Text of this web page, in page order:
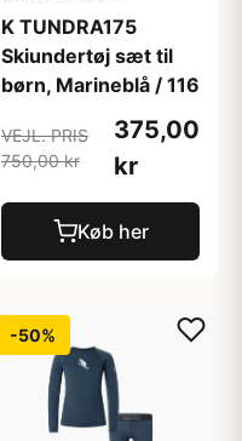
K TUNDRA175
Skiundertøj sæt til
børn, Marineblå / 116
VEJL. PRIS
750,00 kr
375,00
kr
Køb her
-50%